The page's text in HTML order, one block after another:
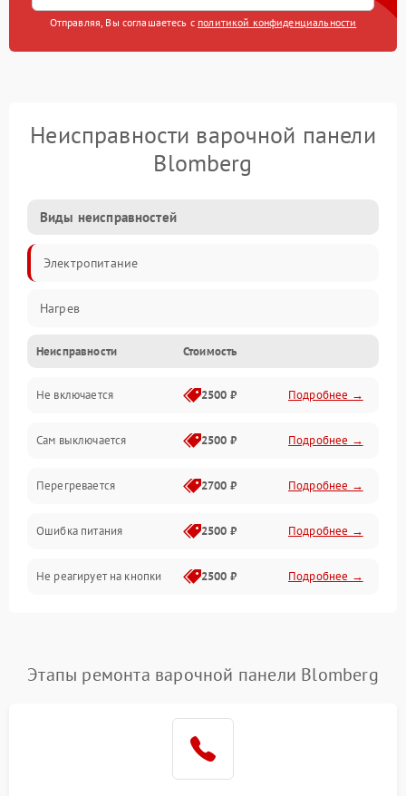
Отправляя, Вы соглашаетесь с политикой конфиденциальности
Неисправности варочной панели
Blomberg
Виды неисправностей
Электропитание
Нагрев
Неисправности Стоимость
Не включается 2500 ₽ Подробнее →
Сам выключается 2500 ₽ Подробнее →
Перегревается 2700 ₽ Подробнее →
Ошибка питания 2500 ₽ Подробнее →
Не реагирует на кнопки 2500 ₽ Подробнее →
Этапы ремонта варочной панели Blomberg